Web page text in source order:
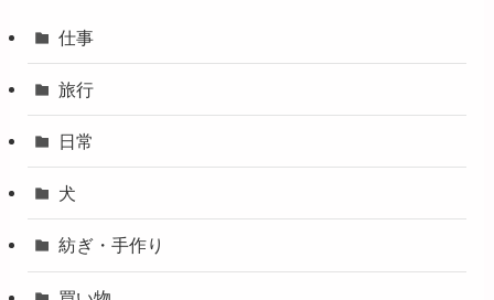
仕事
旅行
日常
犬
紡ぎ・手作り